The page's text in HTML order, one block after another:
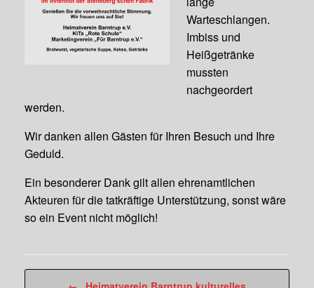
Warteschlangen.
Imbiss und
Heißgetränke
mussten
nachgeordert
werden.
Wir danken allen Gästen für Ihren Besuch und Ihre
Geduld.
Ein besonderer Dank gilt allen ehrenamtlichen
Akteuren für die tatkräftige Unterstützung, sonst wäre
so ein Event nicht möglich!
Beitragsnavigation